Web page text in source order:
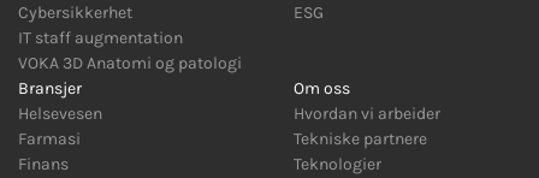
Cybersikkerhet
IT staff augmentation
VOKA 3D Anatomi og patologi
ESG
Bransjer
Helsevesen
Farmasi
Finans
Om oss
Hvordan vi arbeider
Tekniske partnere
Teknologier